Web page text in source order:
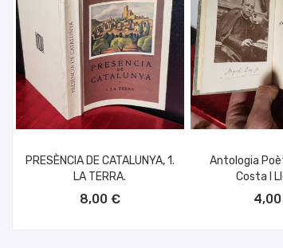
PRESÈNCIA DE CATALUNYA, 1.
LA TERRA.
8,00 €
Antologia
Costa I